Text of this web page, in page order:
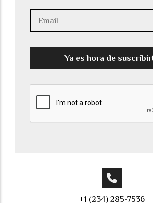
Ya es hora de
+1 (234) 285-7536